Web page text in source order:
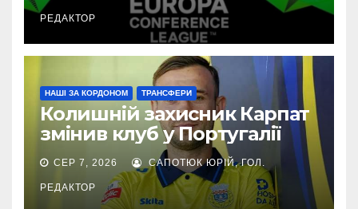
РЕДАКТОР
НАШІ ЗА КОРДОНОМ ТРАНСФЕРИ
Колишній захисник Карпат
змінив клуб у Португалії
СЕР 7, 2026 САПОТЮК ЮРІЙ, ГОЛ.
РЕДАКТОР